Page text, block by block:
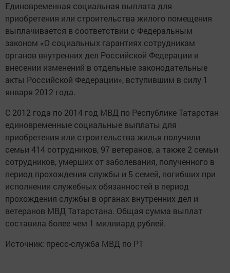
Единовременная социальная выплата для
приобретения или строительства жилого помещения
выплачивается в соответствии с Федеральным
законом «О социальных гарантиях сотрудникам
органов внутренних дел Российской Федерации и
внесении изменений в отдельные законодательные
акты Российской Федерации», вступившим в силу 1
января 2012 года.
С 2012 года по 2014 год МВД по Республике Татарстан
единовременные социальные выплаты для
приобретения или строительства жилья получили
семьи 414 сотрудников, 97 ветеранов, а также 2 семьи
сотрудников, умерших от заболевания, полученного в
период прохождения службы и 5 семей, погибших при
исполнении служебных обязанностей в период
прохождения службы в органах внутренних дел и
ветеранов МВД Татарстана. Общая сумма выплат
составила более чем 1 миллиард рублей.
Источник: пресс-служба МВД по РТ